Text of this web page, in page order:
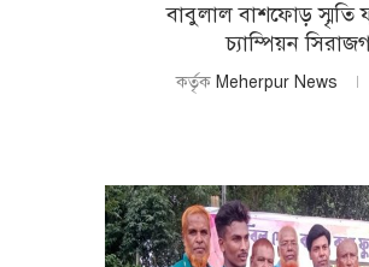
বাবুলাল বাশফোড় স্মৃতি
চ্যাম্পিয়ন
কর্তৃক Meherpur News